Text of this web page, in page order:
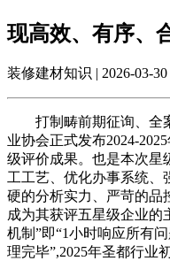
现高效、有序、
装修建材知识 | 2026-03-
打制畴前期征询、全
业协会正式发布2024-
级评价成果。也是本次星
工工艺、优化办事系统、
硬的分析实力、严苛的品
成为其获评五星级企业的
机制”即“1小时响应所有
理完毕”,2025年圣都行业